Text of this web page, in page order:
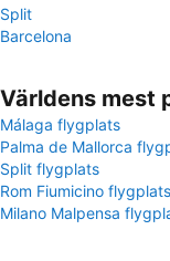
Split
Barcelona
Världens mest
Málaga flygplats
Palma de Mallorca
Split flygplats
Rom Fiumicino flygplats
Milano Malpensa